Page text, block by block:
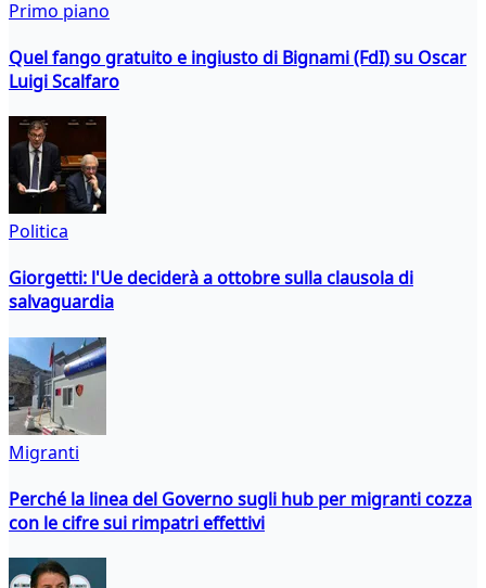
Primo piano
Quel fango gratuito e ingiusto di Bignami (FdI) su Oscar
Luigi Scalfaro
Politica
Giorgetti: l'Ue deciderà a ottobre sulla clausola di
salvaguardia
Migranti
Perché la linea del Governo sugli hub per migranti cozza
con le cifre sui rimpatri effettivi